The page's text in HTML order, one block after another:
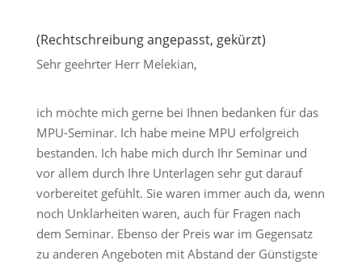
(Rechtschreibung angepasst, gekürzt)
Sehr geehrter Herr Melekian,
ich möchte mich gerne bei Ihnen bedanken für das
MPU-Seminar. Ich habe meine MPU erfolgreich
bestanden. Ich habe mich durch Ihr Seminar und
vor allem durch Ihre Unterlagen sehr gut darauf
vorbereitet gefühlt. Sie waren immer auch da, wenn
noch Unklarheiten waren, auch für Fragen nach
dem Seminar. Ebenso der Preis war im Gegensatz
zu anderen Angeboten mit Abstand der Günstigste